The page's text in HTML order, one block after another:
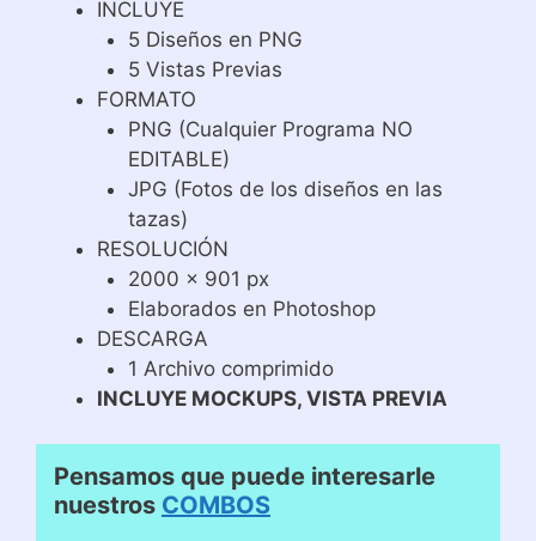
INCLUYE
5 Diseños en PNG
5 Vistas Previas
FORMATO
PNG (Cualquier Programa NO
EDITABLE)
JPG (Fotos de los diseños en las
tazas)
RESOLUCIÓN
2000 x 901 px
Elaborados en Photoshop
DESCARGA
1 Archivo comprimido
INCLUYE MOCKUPS, VISTA PREVIA
Pensamos que puede interesarle
nuestros COMBOS